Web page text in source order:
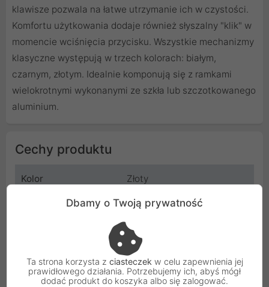
klawisze pozwala na łatwe utrzymanie ich w czystości.
Komfortu użytkowania dodaje również słyszalny "klik" w
momencie wciśnięcia przycisku. Wszystkie mechanizmy
klasyczne występują w trzech kolorach: białym,
czarnym, złotym. Idealnie komponują się z ramkami
wielokrotnymi wykonanymi ze szkła lub szczotkowanego
aluminium.
Cechy produktu
Kolor Złoty
47x47 mm
Moduł - wypełnienie ramki
szklanej lub aluminiowej
Materiał Soft-Touch
Dbamy o Twoją prywatność
Ta strona korzysta z ciasteczek w celu zapewnienia jej
prawidłowego działania. Potrzebujemy ich, abyś mógł
dodać produkt do koszyka albo się zalogować.